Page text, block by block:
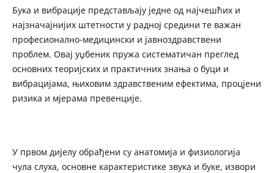
Бука и вибрације представљају једне од најчешћих и
најзначајнијих штетности у радној средини те важан
професионално-медицински и јавноздравствени
проблем. Овај уџбеник пружа систематичан преглед
основних теоријских и практичних знања о буци и
вибрацијама, њиховим здравственим ефектима, процјени
ризика и мјерама превенције.
У првом дијелу обрађени су анатомија и физиологија
чула слуха, основне карактеристике звука и буке, извори